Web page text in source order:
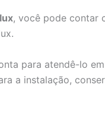
, você pode contar
para atendê-lo
a instalação,